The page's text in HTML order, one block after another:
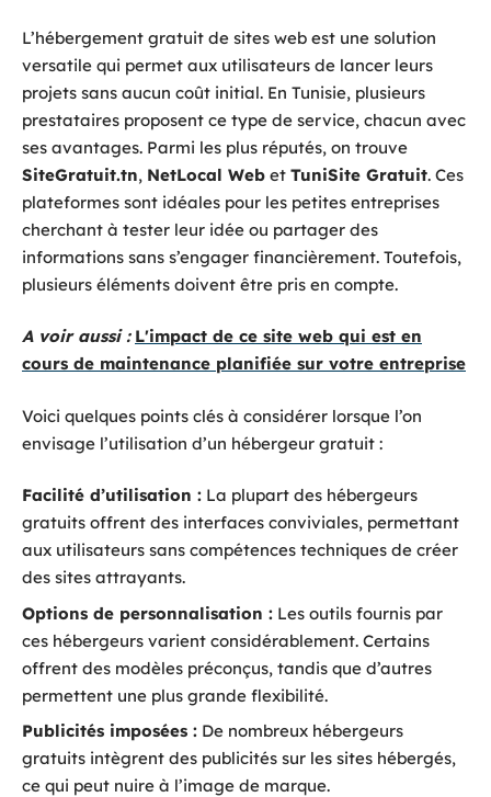
L’hébergement gratuit de sites web est une solution
versatile qui permet aux utilisateurs de lancer leurs
projets sans aucun coût initial. En Tunisie, plusieurs
prestataires proposent ce type de service, chacun avec
ses avantages. Parmi les plus réputés, on trouve
SiteGratuit.tn, NetLocal Web et TuniSite Gratuit. Ces
plateformes sont idéales pour les petites entreprises
cherchant à tester leur idée ou partager des
informations sans s’engager financièrement. Toutefois,
plusieurs éléments doivent être pris en compte.
A voir aussi : L'impact de ce site web qui est en
cours de maintenance planifiée sur votre entreprise
Voici quelques points clés à considérer lorsque l’on
envisage l’utilisation d’un hébergeur gratuit :
Facilité d’utilisation : La plupart des hébergeurs
gratuits offrent des interfaces conviviales, permettant
aux utilisateurs sans compétences techniques de créer
des sites attrayants.
Options de personnalisation : Les outils fournis par
ces hébergeurs varient considérablement. Certains
offrent des modèles préconçus, tandis que d’autres
permettent une plus grande flexibilité.
Publicités imposées : De nombreux hébergeurs
gratuits intègrent des publicités sur les sites hébergés,
ce qui peut nuire à l’image de marque.